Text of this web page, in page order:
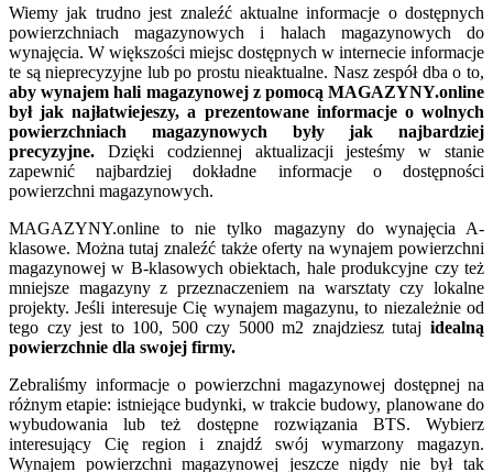
Wiemy jak trudno jest znaleźć aktualne informacje o dostępnych
powierzchniach magazynowych i halach magazynowych do
wynajęcia. W większości miejsc dostępnych w internecie informacje
te są nieprecyzyjne lub po prostu nieaktualne. Nasz zespół dba o to,
aby wynajem hali magazynowej z pomocą MAGAZYNY.online
był jak najłatwiejeszy, a prezentowane informacje o wolnych
powierzchniach magazynowych były jak najbardziej
precyzyjne. Dzięki codziennej aktualizacji jesteśmy w stanie
zapewnić najbardziej dokładne informacje o dostępności
powierzchni magazynowych.
MAGAZYNY.online to nie tylko magazyny do wynajęcia A-
klasowe. Można tutaj znaleźć także oferty na wynajem powierzchni
magazynowej w B-klasowych obiektach, hale produkcyjne czy też
mniejsze magazyny z przeznaczeniem na warsztaty czy lokalne
projekty. Jeśli interesuje Cię wynajem magazynu, to niezależnie od
tego czy jest to 100, 500 czy 5000 m2 znajdziesz tutaj idealną
powierzchnie dla swojej firmy.
Zebraliśmy informacje o powierzchni magazynowej dostępnej na
różnym etapie: istniejące budynki, w trakcie budowy, planowane do
wybudowania lub też dostępne rozwiązania BTS. Wybierz
interesujący Cię region i znajdź swój wymarzony magazyn.
Wynajem powierzchni magazynowej jeszcze nigdy nie był tak